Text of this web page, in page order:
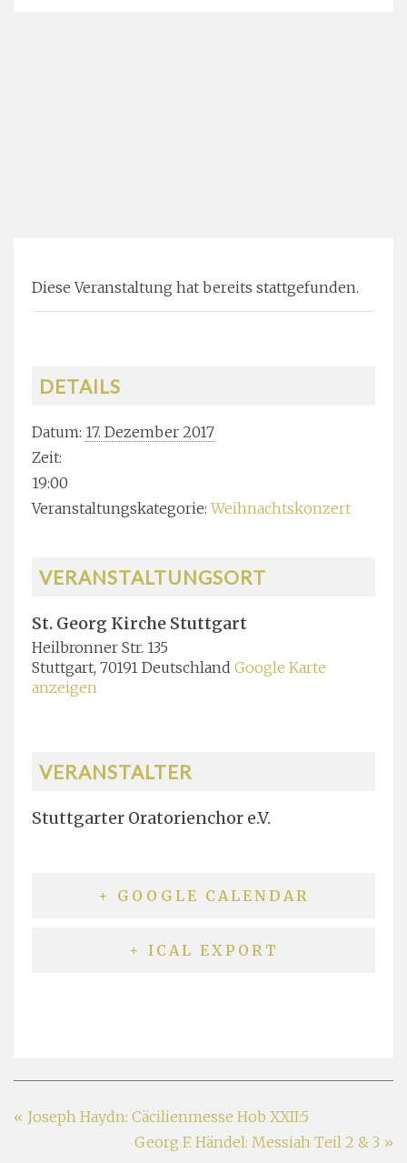
Diese Veranstaltung hat bereits stattgefunden.
DETAILS
Datum: 17. Dezember 2017
Zeit:
19:00
Veranstaltungskategorie: Weihnachtskonzert
VERANSTALTUNGSORT
St. Georg Kirche Stuttgart
Heilbronner Str. 135
Stuttgart, 70191 Deutschland Google Karte
anzeigen
VERANSTALTER
Stuttgarter Oratorienchor e.V.
+ GOOGLE CALENDAR
+ ICAL EXPORT
« Joseph Haydn: Cäcilienmesse Hob XXII:5
Georg F. Händel: Messiah Teil 2 & 3 »